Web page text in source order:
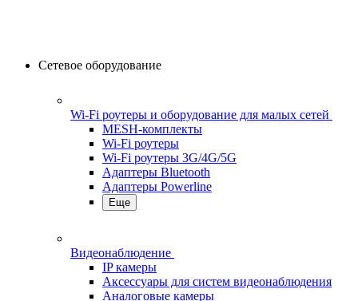
Сетевое оборудование
Wi-Fi роутеры и оборудование для малых сетей
MESH-комплекты
Wi-Fi роутеры
Wi-Fi роутеры 3G/4G/5G
Адаптеры Bluetooth
Адаптеры Powerline
Еще
Видеонаблюдение
IP камеры
Аксессуары для систем видеонаблюдения
Аналоговые камеры